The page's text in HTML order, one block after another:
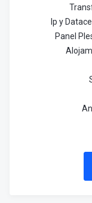
Ip y
Panel